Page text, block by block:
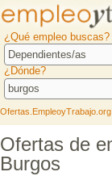
¿Qué empleo buscas?
¿Dónde?
Ofertas.EmpleoyTrabajo.org
Ofertas de
Burgos